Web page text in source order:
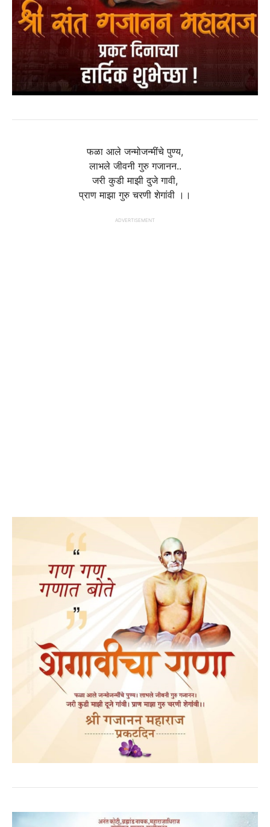
फळा आले जन्मोजन्मींचे पुण्य,
लाभले जीवनी गुरु गजानन..
जरी कुडी माझी दुजे गावी,
प्राण माझा गुरु चरणी शेगांवी ।।
ADVERTISEMENT